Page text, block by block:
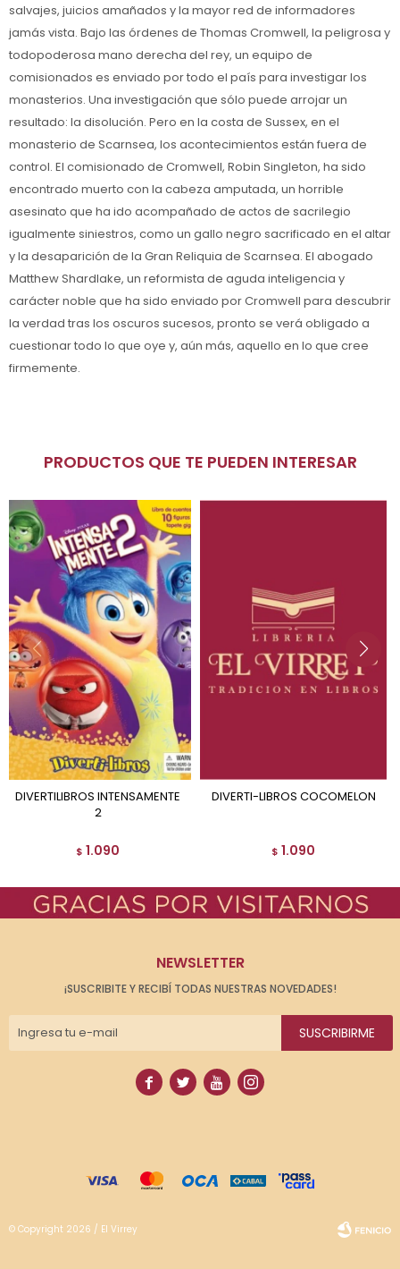
salvajes, juicios amañados y la mayor red de informadores
jamás vista. Bajo las órdenes de Thomas Cromwell, la peligrosa y
todopoderosa mano derecha del rey, un equipo de
comisionados es enviado por todo el país para investigar los
monasterios. Una investigación que sólo puede arrojar un
resultado: la disolución. Pero en la costa de Sussex, en el
monasterio de Scarnsea, los acontecimientos están fuera de
control. El comisionado de Cromwell, Robin Singleton, ha sido
encontrado muerto con la cabeza amputada, un horrible
asesinato que ha ido acompañado de actos de sacrilegio
igualmente siniestros, como un gallo negro sacrificado en el altar
y la desaparición de la Gran Reliquia de Scarnsea. El abogado
Matthew Shardlake, un reformista de aguda inteligencia y
carácter noble que ha sido enviado por Cromwell para descubrir
la verdad tras los oscuros sucesos, pronto se verá obligado a
cuestionar todo lo que oye y, aún más, aquello en lo que cree
firmemente.
PRODUCTOS QUE TE PUEDEN INTERESAR
DIVERTILIBROS INTENSAMENTE
2
$ 1.090
DIVERTI-LIBROS COCOMELON
$ 1.090
NEWSLETTER
¡SUSCRIBITE Y RECIBÍ TODAS NUESTRAS NOVEDADES!
SUSCRIBIRME
   
© Copyright 2026 / El Virrey